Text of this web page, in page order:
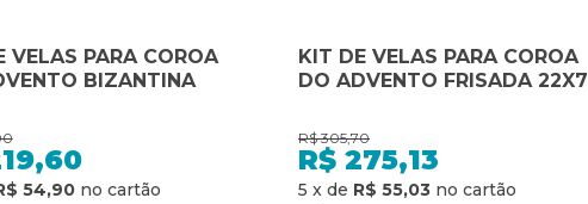
VELAS PARA COROA
BIZANTINA
54,90
KIT DE VELAS PARA COROA
DO ADVENTO FRISADA 22X7
R$ 305,70
R$ 275,13
5 x de R$ 55,03